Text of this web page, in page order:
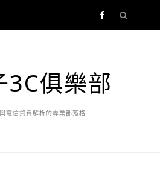
3C俱樂部
電信資費解析的專業部落格